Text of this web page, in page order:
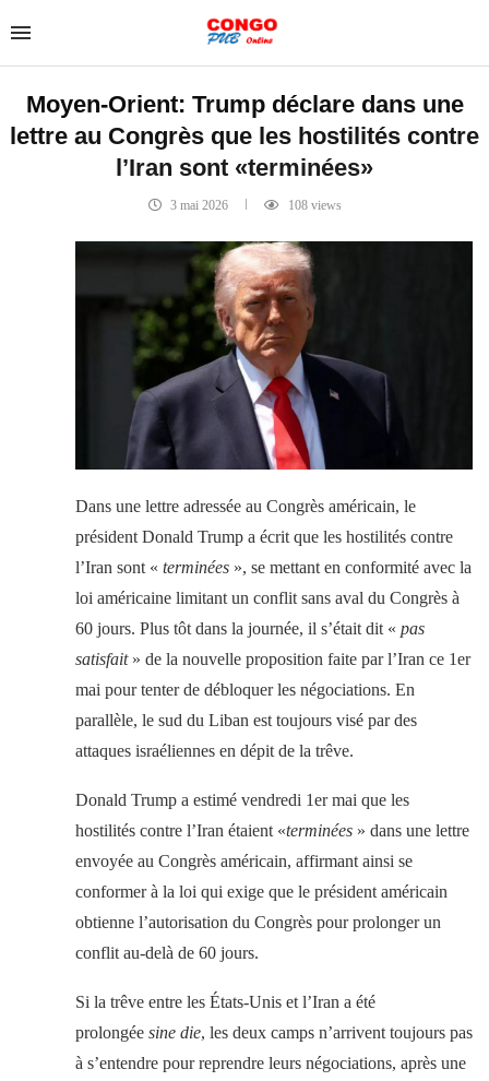
Moyen-Orient: Trump déclare dans une
lettre au Congrès que les hostilités contre
l’Iran sont «terminées»
3 mai 2026 108views
Dans une lettre adressée au Congrès américain, le
président Donald Trump a écrit que les hostilités contre
l’Iran sont « terminées », se mettant en conformité avec la
loi américaine limitant un conflit sans aval du Congrès à
60 jours. Plus tôt dans la journée, il s’était dit « pas
satisfait » de la nouvelle proposition faite par l’Iran ce 1er
mai pour tenter de débloquer les négociations. En
parallèle, le sud du Liban est toujours visé par des
attaques israéliennes en dépit de la trêve.
Donald Trump a estimé vendredi 1er mai que les
hostilités contre l’Iran étaient «terminées » dans une lettre
envoyée au Congrès américain, affirmant ainsi se
conformer à la loi qui exige que le président américain
obtienne l’autorisation du Congrès pour prolonger un
conflit au-delà de 60 jours.
Si la trêve entre les États-Unis et l’Iran a été
prolongée sine die, les deux camps n’arrivent toujours pas
à s’entendre pour reprendre leurs négociations, après une